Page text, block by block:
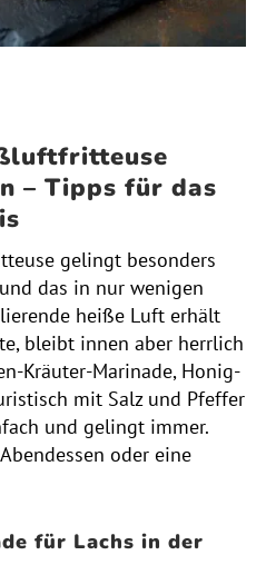
– Tipps für das
gelingt besonders
das in nur wenigen
heiße Luft erhält
bleibt innen aber herrlich
Kräuter-Marinade, Honig-
mit Salz und Pfeffer
und gelingt immer.
oder eine
für Lachs in der